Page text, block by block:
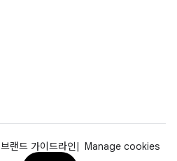
브랜드 가이드라인
Manage cookies